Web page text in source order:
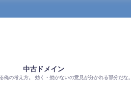
中古ドメイン
俺の考え方。 効く・効かないの意見が分かれる部分だな。